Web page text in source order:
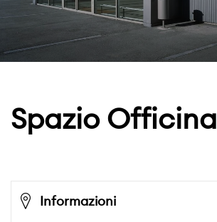
Spazio Officina
Informazioni